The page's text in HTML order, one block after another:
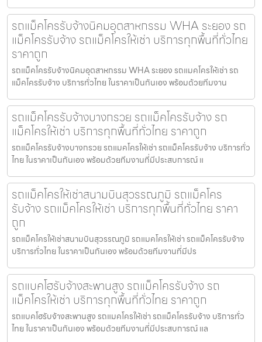
รถแม็คโครรับจ้างนิคมอุตสาหกรรม WHA ระยอง รถ
แม็คโครรับจ้าง รถแม็คโครให้เช่า บริการทุกพื้นที่ทั่วไทย
ราคาถูก
รถแม็คโครรับจ้างนิคมอุตสาหกรรม WHA ระยอง รถแมคโครให้เช่า รถ
แม็คโครรับจ้าง บริการทั่วไทย ในราคาเป็นกันเอง พร้อมด้วยทีมงาน
รถแม็คโครรับจ้างบางกรวย รถแม็คโครรับจ้าง รถ
แม็คโครให้เช่า บริการทุกพื้นที่ทั่วไทย ราคาถูก
รถแม็คโครรับจ้างบางกรวย รถแมคโครให้เช่า รถแม็คโครรับจ้าง บริการทั่ว
ไทย ในราคาเป็นกันเอง พร้อมด้วยทีมงานที่มีประสบการณ์ แ
รถแม็คโครให้เช่าสนามบินสุวรรณภูมิ รถแม็คโคร
รับจ้าง รถแม็คโครให้เช่า บริการทุกพื้นที่ทั่วไทย ราคา
ถูก
รถแม็คโครให้เช่าสนามบินสุวรรณภูมิ รถแมคโครให้เช่า รถแม็คโครรับจ้าง
บริการทั่วไทย ในราคาเป็นกันเอง พร้อมด้วยทีมงานที่มีปร
รถแบคโฮรับจ้างสะพานสูง รถแม็คโครรับจ้าง รถ
แม็คโครให้เช่า บริการทุกพื้นที่ทั่วไทย ราคาถูก
รถแบคโฮรับจ้างสะพานสูง รถแมคโครให้เช่า รถแม็คโครรับจ้าง บริการทั่ว
ไทย ในราคาเป็นกันเอง พร้อมด้วยทีมงานที่มีประสบการณ์ แล